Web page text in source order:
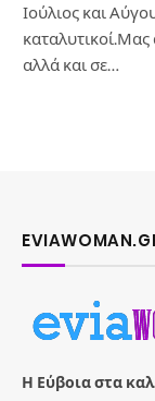
Ιούλιος και
αλλά και σε…
Η Εύβοια στα